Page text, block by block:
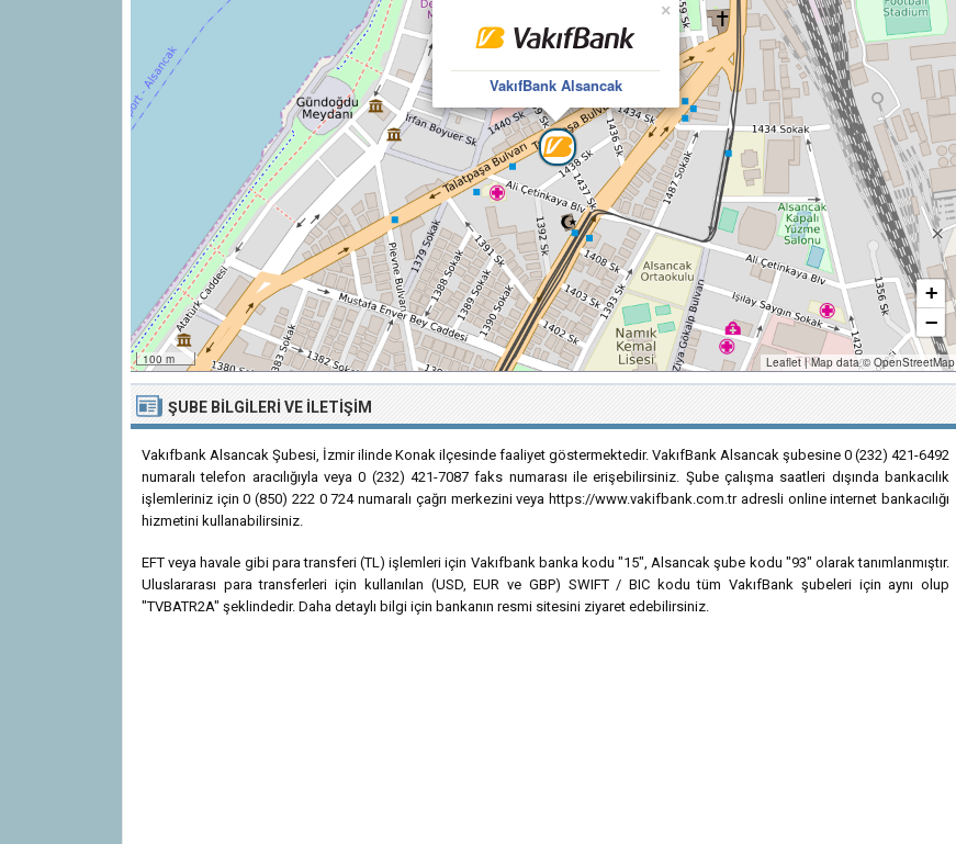
VakıfBank Alsancak
×
100 m
+
−
Leaflet |Map data © OpenStreetMap
ŞUBE BILGILERI VE İLETIŞIM
Vakıfbank Alsancak Şubesi, İzmir ilinde Konak ilçesinde faaliyet göstermektedir. VakıfBank Alsancak şubesine 0 (232) 421-6492
numaralı telefon aracılığıyla veya 0 (232) 421-7087 faks numarası ile erişebilirsiniz. Şube çalışma saatleri dışında bankacılık
işlemleriniz için 0 (850) 222 0 724 numaralı çağrı merkezini veya https://www.vakifbank.com.tr adresli online internet bankacılığı
hizmetini kullanabilirsiniz.
EFT veya havale gibi para transferi (TL) işlemleri için Vakıfbank banka kodu "15", Alsancak şube kodu "93" olarak tanımlanmıştır.
Uluslararası para transferleri için kullanılan (USD, EUR ve GBP) SWIFT / BIC kodu tüm VakıfBank şubeleri için aynı olup
"TVBATR2A" şeklindedir. Daha detaylı bilgi için bankanın resmi sitesini ziyaret edebilirsiniz.